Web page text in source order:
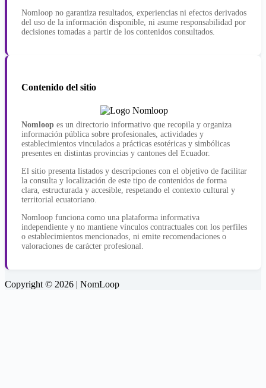
Nomloop no garantiza resultados, experiencias ni efectos derivados
del uso de la información disponible, ni asume responsabilidad por
decisiones tomadas a partir de los contenidos consultados.
Contenido del sitio
Nomloop es un directorio informativo que recopila y organiza
información pública sobre profesionales, actividades y
establecimientos vinculados a prácticas esotéricas y simbólicas
presentes en distintas provincias y cantones del Ecuador.
El sitio presenta listados y descripciones con el objetivo de facilitar
la consulta y localización de este tipo de contenidos de forma
clara, estructurada y accesible, respetando el contexto cultural y
territorial ecuatoriano.
Nomloop funciona como una plataforma informativa
independiente y no mantiene vínculos contractuales con los perfiles
o establecimientos mencionados, ni emite recomendaciones o
valoraciones de carácter profesional.
Copyright © 2026 | NomLoop